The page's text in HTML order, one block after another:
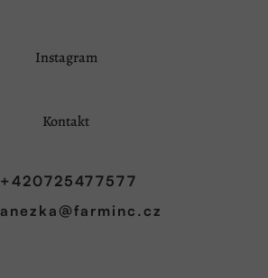
Instagram
Kontakt
anezka @farminc.cz
+420725477577